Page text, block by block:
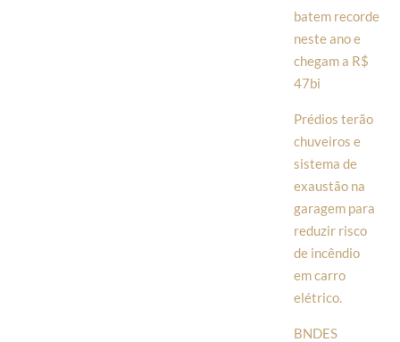
batem recorde
neste ano e
chegam a R$
47bi
Prédios terão
chuveiros e
sistema de
exaustão na
garagem para
reduzir risco
de incêndio
em carro
elétrico.
BNDES